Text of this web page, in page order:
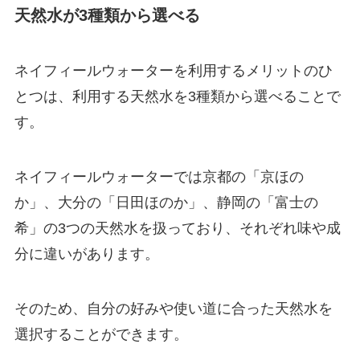
天然水が3種類から選べる
ネイフィールウォーターを利用するメリットのひ
とつは、利用する天然水を3種類から選べることで
す。
ネイフィールウォーターでは京都の「京ほの
か」、大分の「日田ほのか」、静岡の「富士の
希」の3つの天然水を扱っており、それぞれ味や成
分に違いがあります。
そのため、自分の好みや使い道に合った天然水を
選択することができます。